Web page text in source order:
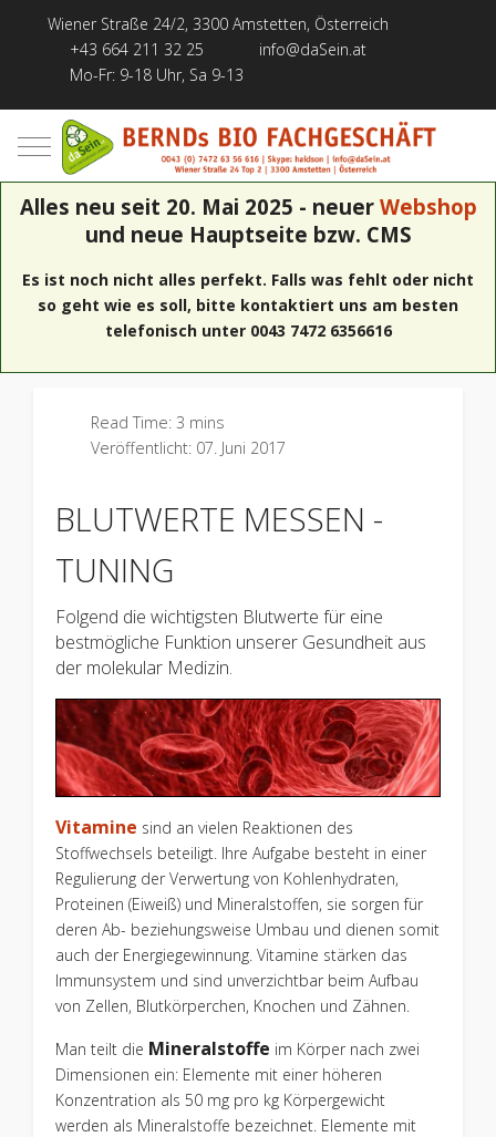
Wiener Straße 24/2, 3300 Amstetten, Österreich
+43 664 211 32 25
info@daSein.at
Mo-Fr: 9-18 Uhr, Sa 9-13
Mobile Menu Toggle
Alles neu seit 20. Mai 2025 - neuer Webshop
und neue Hauptseite bzw. CMS
Es ist noch nicht alles perfekt. Falls was fehlt oder nicht
so geht wie es soll, bitte kontaktiert uns am besten
telefonisch unter 0043 7472 6356616
Read Time: 3 mins
Veröffentlicht: 07. Juni 2017
BLUTWERTE MESSEN -
TUNING
Folgend die wichtigsten Blutwerte für eine
bestmögliche Funktion unserer Gesundheit aus
der molekular Medizin.
Vitamine sind an vielen Reaktionen des
Stoffwechsels beteiligt. Ihre Aufgabe besteht in einer
Regulierung der Verwertung von Kohlenhydraten,
Proteinen (Eiweiß) und Mineralstoffen, sie sorgen für
deren Ab- beziehungsweise Umbau und dienen somit
auch der Energiegewinnung. Vitamine stärken das
Immunsystem und sind unverzichtbar beim Aufbau
von Zellen, Blutkörperchen, Knochen und Zähnen.
Man teilt die Mineralstoffe im Körper nach zwei
Dimensionen ein: Elemente mit einer höheren
Konzentration als 50 mg pro kg Körpergewicht
werden als Mineralstoffe bezeichnet. Elemente mit